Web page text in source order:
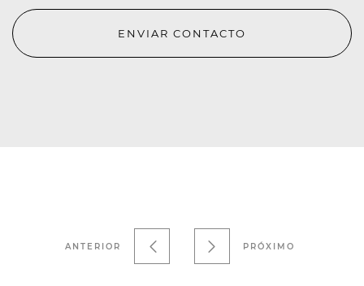
ENVIAR CONTACTO
ANTERIOR PRÓXIMO